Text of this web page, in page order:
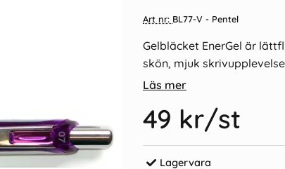
BL 77 Energel 0,7mm kula -
Pentel BLN 75 Energel
Art nr: BL77-V - Pentel
Gelbläcket EnerGel är
skön, mjuk
Läs mer
49 kr/st
Lagervara